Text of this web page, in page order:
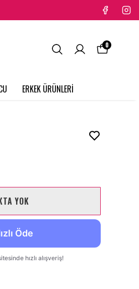
ERKEK ÜRÜNLERİ
0
YOK